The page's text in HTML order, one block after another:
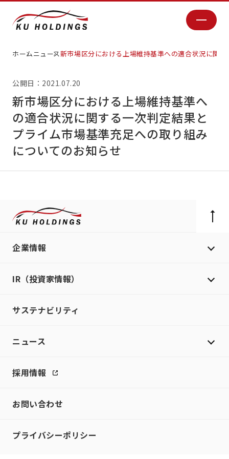
ホームニュース新市場区分における上場維持基準への適合状況に関
公開日：2021.07.20
新市場区分における上場維持基準へ
の適合状況に関する一次判定結果と
プライム市場基準充足への取り組み
についてのお知らせ
企業情報
IR（投資家情報）
サステナビリティ
ニュース
採用情報
お問い合わせ
プライバシーポリシー